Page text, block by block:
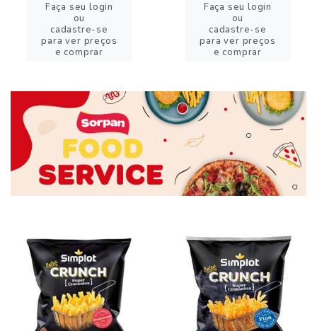
Faça seu login
ou
cadastre-se
para ver preços
e comprar
Faça seu login
ou
cadastre-se
para ver preços
e comprar